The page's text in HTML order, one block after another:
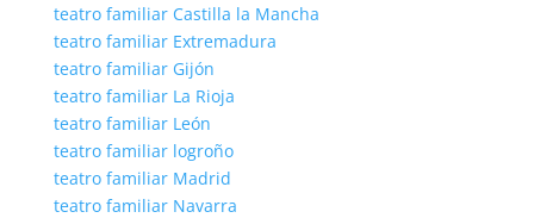
teatro familiar Castilla la Mancha
teatro familiar Extremadura
teatro familiar Gijón
teatro familiar La Rioja
teatro familiar León
teatro familiar logroño
teatro familiar Madrid
teatro familiar Navarra